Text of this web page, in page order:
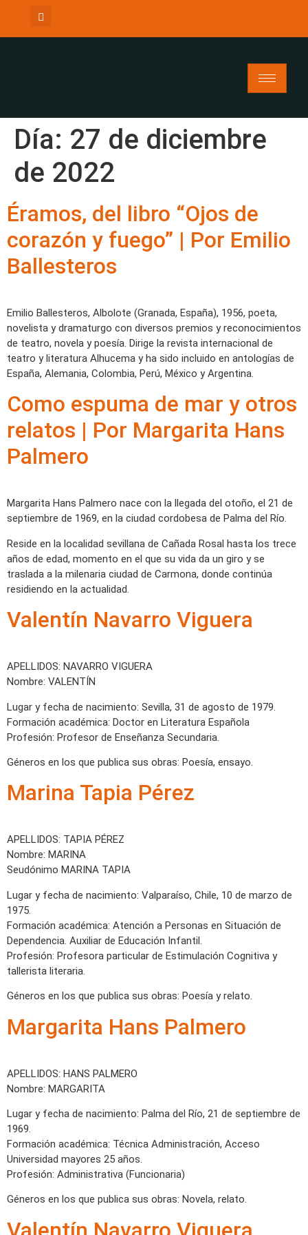
Día: 27 de diciembre
de 2022
Éramos, del libro “Ojos de
corazón y fuego” | Por Emilio
Ballesteros
Emilio Ballesteros, Albolote (Granada, España), 1956, poeta,
novelista y dramaturgo con diversos premios y reconocimientos
de teatro, novela y poesía. Dirige la revista internacional de
teatro y literatura Alhucema y ha sido incluido en antologías de
España, Alemania, Colombia, Perú, México y Argentina.
Como espuma de mar y otros
relatos | Por Margarita Hans
Palmero
Margarita Hans Palmero nace con la llegada del otoño, el 21 de
septiembre de 1969, en la ciudad cordobesa de Palma del Río.
Reside en la localidad sevillana de Cañada Rosal hasta los trece
años de edad, momento en el que su vida da un giro y se
traslada a la milenaria ciudad de Carmona, donde continúa
residiendo en la actualidad.
Valentín Navarro Viguera
APELLIDOS: NAVARRO VIGUERA
Nombre: VALENTÍN
Lugar y fecha de nacimiento: Sevilla, 31 de agosto de 1979.
Formación académica: Doctor en Literatura Española
Profesión: Profesor de Enseñanza Secundaria.
Géneros en los que publica sus obras: Poesía, ensayo.
Marina Tapia Pérez
APELLIDOS: TAPIA PÉREZ
Nombre: MARINA
Seudónimo MARINA TAPIA
Lugar y fecha de nacimiento: Valparaíso, Chile, 10 de marzo de
1975.
Formación académica: Atención a Personas en Situación de
Dependencia. Auxiliar de Educación Infantil.
Profesión: Profesora particular de Estimulación Cognitiva y
tallerista literaria.
Géneros en los que publica sus obras: Poesía y relato.
Margarita Hans Palmero
APELLIDOS: HANS PALMERO
Nombre: MARGARITA
Lugar y fecha de nacimiento: Palma del Río, 21 de septiembre de
1969.
Formación académica: Técnica Administración, Acceso
Universidad mayores 25 años.
Profesión: Administrativa (Funcionaria)
Géneros en los que publica sus obras: Novela, relato.